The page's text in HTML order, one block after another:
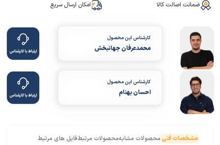
ضمانت اصالت کالا امکان ارسال سریع
کارشناس این محصول
محمدعرفان جهانبخش ارتباط با کارشناس
کارشناس این محصول
احسان بهنام ارتباط با کارشناس
مشخصات فنی محصولات مشابهمحصولات مرتبطفایل های مرتبط